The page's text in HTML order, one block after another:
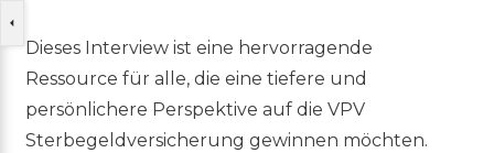
Dieses Interview ist eine hervorragende
Ressource für alle, die eine tiefere und
persönlichere Perspektive auf die VPV
Sterbegeldversicherung gewinnen möchten.